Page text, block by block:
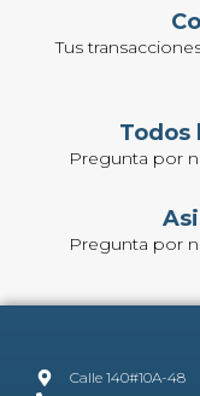
Tus
Todos
Pregunta por
Pregunta por
Calle 140#10A-48